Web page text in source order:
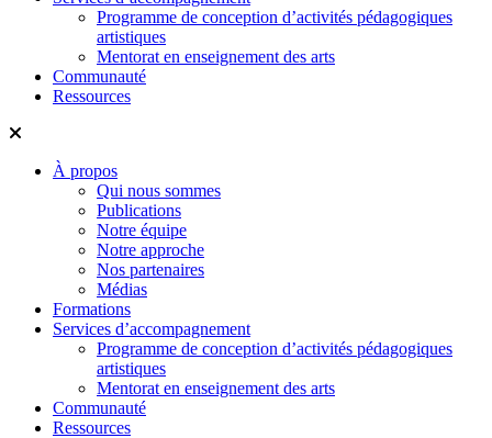
Programme de conception d’activités pédagogiques
artistiques
Mentorat en enseignement des arts
Communauté
Ressources
À propos
Qui nous sommes
Publications
Notre équipe
Notre approche
Nos partenaires
Médias
Formations
Services d’accompagnement
Programme de conception d’activités pédagogiques
artistiques
Mentorat en enseignement des arts
Communauté
Ressources